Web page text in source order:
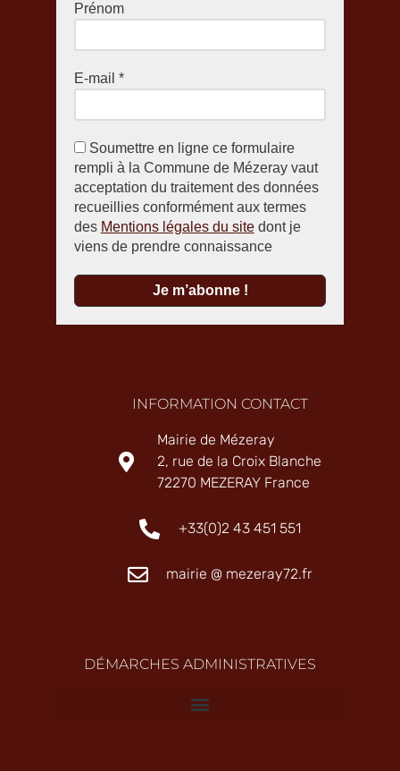
Prénom
E-mail *
Soumettre en ligne ce formulaire
rempli à la Commune de Mézeray vaut
acceptation du traitement des données
recueillies conformément aux termes
des Mentions légales du sitedont je
viens de prendre connaissance
INFORMATION CONTACT
Mairie de Mézeray
2, rue de la Croix Blanche
72270 MEZERAY France
+33(0)2 43 451 551
mairie @ mezeray72.fr
DÉMARCHES ADMINISTRATIVES